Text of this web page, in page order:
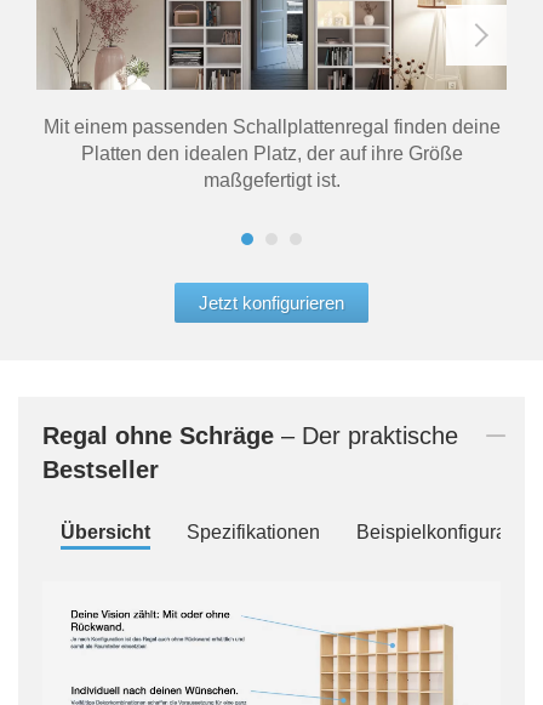
Mit einem passenden Schallplattenregal finden deine
Platten den idealen Platz, der auf ihre Größe
maßgefertigt ist.
Jetzt konfigurieren
Regal ohne Schräge – Der praktische
Bestseller
Übersicht Spezifikationen